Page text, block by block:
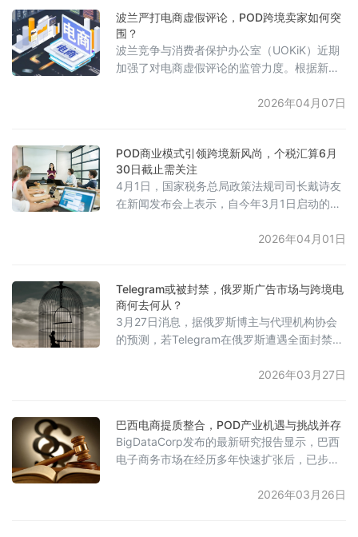
地的拆车件供给与车辆数据能力，从而在平台
上提供更丰富的零部件供应，提升车型适配的
精准度与交易效率，为买卖双方带来更加高效
波兰严打电商虚假评论，POD跨境卖家如何突
围？
波兰竞争与消费者保护办公室（UOKiK）近期
加强了对电商虚假评论的监管力度。根据新
年营业额10%的罚款；若无法提供评论真实性
提。此次监管与欧盟《数字服务法案》
（DSA）的透明度报告要求同步，要求亚马
逊、Booking、Zalando、Allegro等主要平台
定期提交报告。若平
2026年04月07日
POD商业模式引领跨境新风尚，个税汇算6月
30日截止需关注
4月1日，国家税务总局政策法规司司长戴诗友
在新闻发布会上表示，自今年3月1日启动的个
已有超过7000万纳税人依法申请退税，同时超
分批办理。戴诗友提醒，有退税的纳税人应及
时领取，需补税的纳税人须在规定期限内完成
申报和缴款，以免逾期产生滞纳金。他强调，
依据税法规定，居民个人从境内
2026年04月01日
Telegram或被封禁，俄罗斯广告市场与跨境电
商何去何从？
3月27日消息，据俄罗斯博主与代理机构协会
的预测，若Telegram在俄罗斯遭遇全面封禁，
半。该协会目前估计，俄罗斯在Telegram平台
Telegram和YouTube平台广告发布的监管豁免
期，直至2026年底。然而，广告服务商
CloudBuying的数据显示，在2月份俄罗斯
2026年03月27日
巴西电商提质整合，POD产业机遇与挑战并存
BigDataCorp发布的最新研究报告显示，巴西
电子商务市场在经历多年快速扩张后，已步入
年巴西活跃在线商店数量首次出现下降，从
2026年03月26日